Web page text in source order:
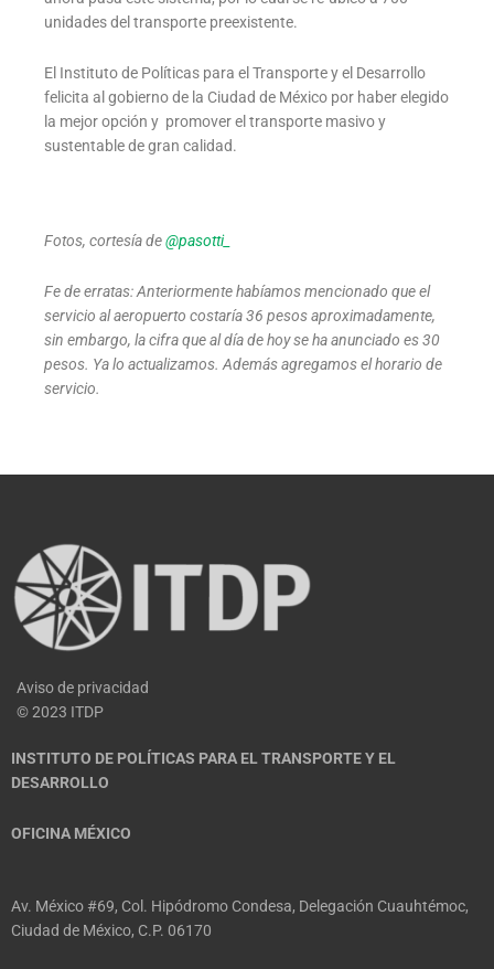
unidades del transporte preexistente.
El Instituto de Políticas para el Transporte y el Desarrollo
felicita al gobierno de la Ciudad de México por haber elegido
la mejor opción y promover el transporte masivo y
sustentable de gran calidad.
Fotos, cortesía de@pasotti_
Fe de erratas: Anteriormente habíamos mencionado que el
servicio al aeropuerto costaría 36 pesos aproximadamente,
sin embargo, la cifra que al día de hoy se ha anunciado es 30
pesos. Ya lo actualizamos. Además agregamos el horario de
servicio.
Aviso de privacidad
© 2023 ITDP
INSTITUTO DE POLÍTICAS PARA EL TRANSPORTE Y EL
DESARROLLO
OFICINA MÉXICO
Av. México #69, Col. Hipódromo Condesa, Delegación Cuauhtémoc,
Ciudad de México, C.P. 06170